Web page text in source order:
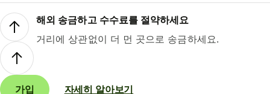
해외 송금하고 수수료를 절약하세요
거리에 상관없이 더 먼 곳으로 송금하세요.
가입 자세히 알아보기